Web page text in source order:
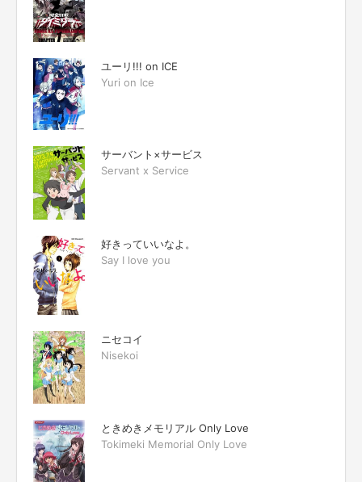
ユーリ!!! on ICE
Yuri on Ice
サーバント×サービス
Servant x Service
好きっていいなよ。
Say I love you
ニセコイ
Nisekoi
ときめきメモリアル Only Love
Tokimeki Memorial Only Love